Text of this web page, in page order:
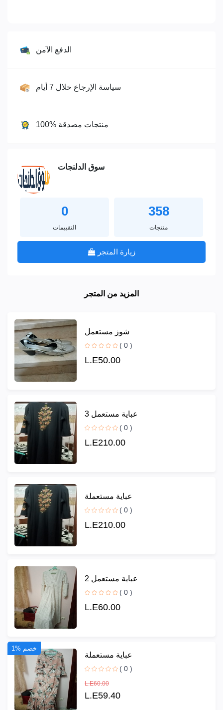
الدفع الآمن
سياسة الإرجاع خلال 7 أيام
100% منتجات مصدقة
سوق الدلنجات
0
التقييمات
358
منتجات
زيارة المتجر
المزيد من المتجر
شوز مستعمل
( 0 )
L.E50.00
عباية مستعمل 3
( 0 )
L.E210.00
عباية مستعملة
( 0 )
L.E210.00
عباية مستعمل 2
( 0 )
L.E60.00
1% خصم
عباية مستعملة
( 0 )
L.E60.00
L.E59.40